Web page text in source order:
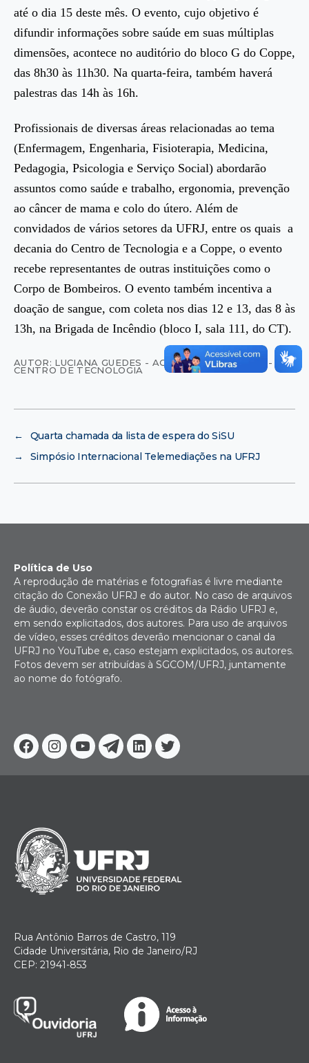
até o dia 15 deste mês. O evento, cujo objetivo é
difundir informações sobre saúde em suas múltiplas
dimensões, acontece no auditório do bloco G do Coppe,
das 8h30 às 11h30. Na quarta-feira, também haverá
palestras das 14h às 16h.
Profissionais de diversas áreas relacionadas ao tema
(Enfermagem, Engenharia, Fisioterapia, Medicina,
Pedagogia, Psicologia e Serviço Social) abordarão
assuntos como saúde e trabalho, ergonomia, prevenção
ao câncer de mama e colo do útero. Além de
convidados de vários setores da UFRJ, entre os quais a
decania do Centro de Tecnologia e a Coppe, o evento
recebe representantes de outras instituições como o
Corpo de Bombeiros. O evento também incentiva a
doação de sangue, com coleta nos dias 12 e 13, das 8 às
13h, na Brigada de Incêndio (bloco I, sala 111, do CT).
AUTOR: LUCIANA GUEDES - AG. UFRJ DE NOTÍCIAS -
CENTRO DE TECNOLOGIA
←
Quarta chamada da lista de espera do SiSU
→
Simpósio Internacional Telemediações na UFRJ
Facebook
Instagram
YoutubeTelegram
Linkedin
Twitter
Política de Uso
A reprodução de matérias e fotografias é livre mediante
citação do Conexão UFRJ e do autor. No caso de arquivos
de áudio, deverão constar os créditos da Rádio UFRJ e,
em sendo explicitados, dos autores. Para uso de arquivos
de vídeo, esses créditos deverão mencionar o canal da
UFRJ no YouTube e, caso estejam explicitados, os autores.
Fotos devem ser atribuídas à SGCOM/UFRJ, juntamente
ao nome do fotógrafo.
Rua Antônio Barros de Castro, 119
Cidade Universitária, Rio de Janeiro/RJ
CEP: 21941-853